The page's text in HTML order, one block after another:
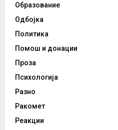
Образование
Одбојка
Политика
Помош и донации
Проза
Психологија
Разно
Ракомет
Реакции